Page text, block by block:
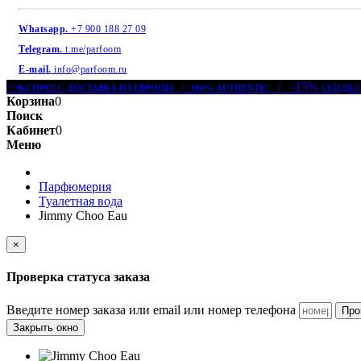
Whatsapp. +7 900 188 27 09
Telegram. t.me/parfoom
E-mail. info@parfoom.ru
<ЭКСПРЕСС-ДОСТАВКА ИЗ ЕВРОПЫ | 100% AUTHENTIC
| -15% скидка
Корзина0
Поиск
Кабинет0
Меню
Парфюмерия
Туалетная вода
Jimmy Choo Eau
×
Проверка статуса заказа
Введите номер заказа или email или номер телефона
Закрыть окно